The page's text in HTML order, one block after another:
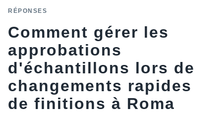
RÉPONSES
Comment gérer les
approbations
d'échantillons lors de
changements rapides
de finitions à Roma